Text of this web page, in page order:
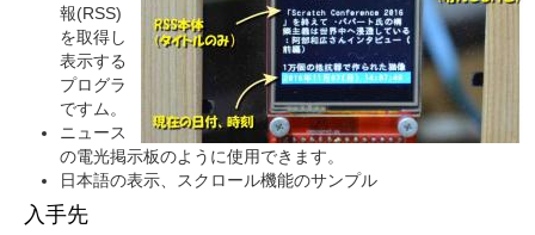
報(RSS)
を取得し
表示する
プログラ
ですム。
ニュース
の電光掲示板のように使用できます。
日本語の表示、スクロール機能のサンプル
入手先